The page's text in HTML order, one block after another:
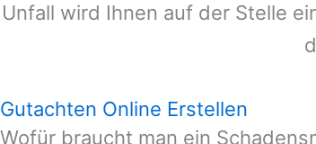
Unfall wird Ihnen auf der Stelle
Gutachten Online Erstellen
Wofür braucht man ein